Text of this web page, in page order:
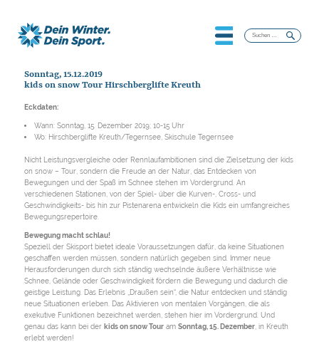
Suchen
nach:
Sonntag, 15.12.2019
kids on snow Tour Hirschberglifte Kreuth
Eckdaten:
Wann: Sonntag, 15. Dezember 2019; 10-15 Uhr
Wo: Hirschberglifte Kreuth/Tegernsee, Skischule Tegernsee
Nicht Leistungsvergleiche oder Rennlaufambitionen sind die Zielsetzung der kids
on snow – Tour, sondern die Freude an der Natur, das Entdecken von
Bewegungen und der Spaß im Schnee stehen im Vordergrund. An
verschiedenen Stationen, von der Spiel- über die Kurven-, Cross- und
Geschwindigkeits- bis hin zur Pistenarena entwickeln die Kids ein umfangreiches
Bewegungsrepertoire.
Bewegung macht schlau!
Speziell der Skisport bietet ideale Voraussetzungen dafür, da keine Situationen
geschaffen werden müssen, sondern natürlich gegeben sind. Immer neue
Herausforderungen durch sich ständig wechselnde äußere Verhältnisse wie
Schnee, Gelände oder Geschwindigkeit fördern die Bewegung und dadurch die
geistige Leistung. Das Erlebnis „Draußen sein“, die Natur entdecken und ständig
neue Situationen erleben. Das Aktivieren von mentalen Vorgängen, die als
exekutive Funktionen bezeichnet werden, stehen hier im Vordergrund. Und
genau das kann bei der kids on snow Tour am Sonntag, 15. Dezember , in Kreuth
erlebt werden!